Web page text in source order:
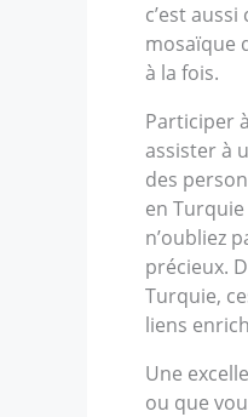
c’est
mosaïque
à la fois.
Participer
assister à
des
en
n’oubliez
précieux.
Turquie,
liens
Une
ou que